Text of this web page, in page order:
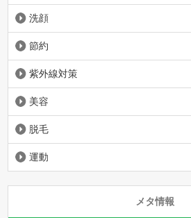
洗顔
節約
紫外線対策
美容
脱毛
運動
メタ情報